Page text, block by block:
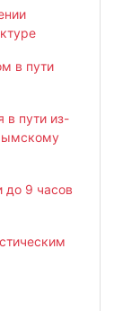
в пути
в пути из-
до 9 часов